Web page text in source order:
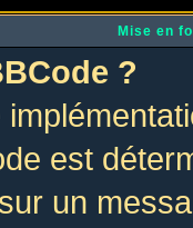
Mise en
?
est
un